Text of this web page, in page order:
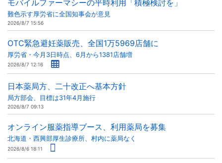
モバイルファーマシーの平時利用「積極検討を」
難色示す厚労省に全国知事会が意見
2026/8/7 15:56
OTC緊急避妊薬販売、全国1万5969店舗に
厚労省・今月3日時点、6月から1381店舗増
2026/8/7 12:16
日本薬局方、二十改正へ基本方針
局方部会、目標は31年4月施行
2026/8/7 09:13
オンライン服薬指導ブース、利用薬局を募集
北海道・西興部厚生診療所、村内に薬局なく
2026/8/6 18:11